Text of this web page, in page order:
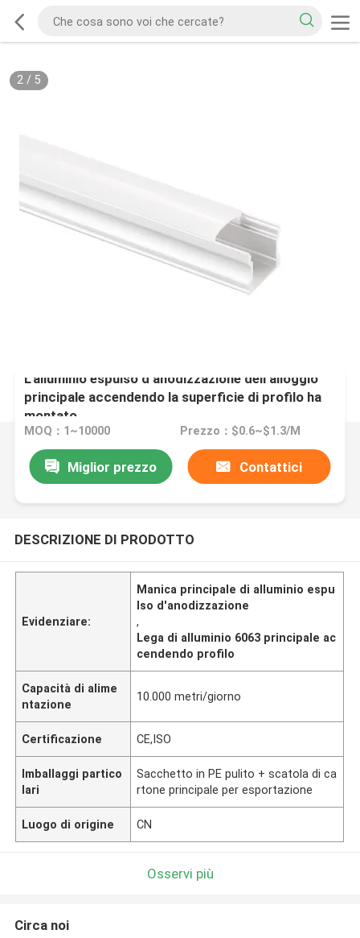
2/ 5
L'alluminio espulso d'anodizzazione dell'alloggio
principale accendendo la superficie di profilo ha
montato
MOQ：1~10000 Prezzo：$0.6~$1.3/M
Miglior prezzo Contattici
DESCRIZIONE DI PRODOTTO
Evidenziare:
Manica principale di alluminio espu
lso d'anodizzazione
,
Lega di alluminio 6063 principale ac
cendendo profilo
Capacità di alime
ntazione
10.000 metri/giorno
Certificazione CE,ISO
Imballaggi partico
lari
Sacchetto in PE pulito + scatola di ca
rtone principale per esportazione
Luogo di origine CN
Osservi più
Circa noi